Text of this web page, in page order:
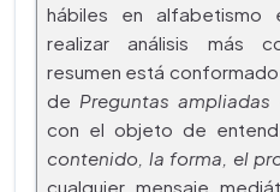
hábiles en alfabetismo
realizar análisis más
resumen está
de Preguntas ampliadas
con el objeto de
contenido, la forma, el
cualquier mensaje